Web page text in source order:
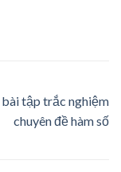
bài tập trắc nghiệm
chuyên đề hàm số